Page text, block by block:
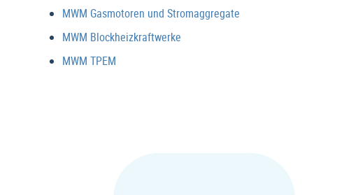
MWM Gasmotoren und Stromaggregate
MWM Blockheizkraftwerke
MWM TPEM